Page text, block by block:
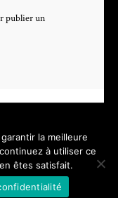
publier un
- depuis 2005 -
la meilleure
à utiliser ce
êtes satisfait.